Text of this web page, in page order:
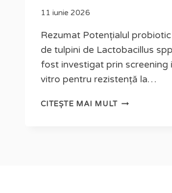
11 iunie 2026
Rezumat Potențialul
de tulpini de Lactobacillus
fost investigat prin screening
vitro pentru rezistență la…
CITEȘTE MAI MULT